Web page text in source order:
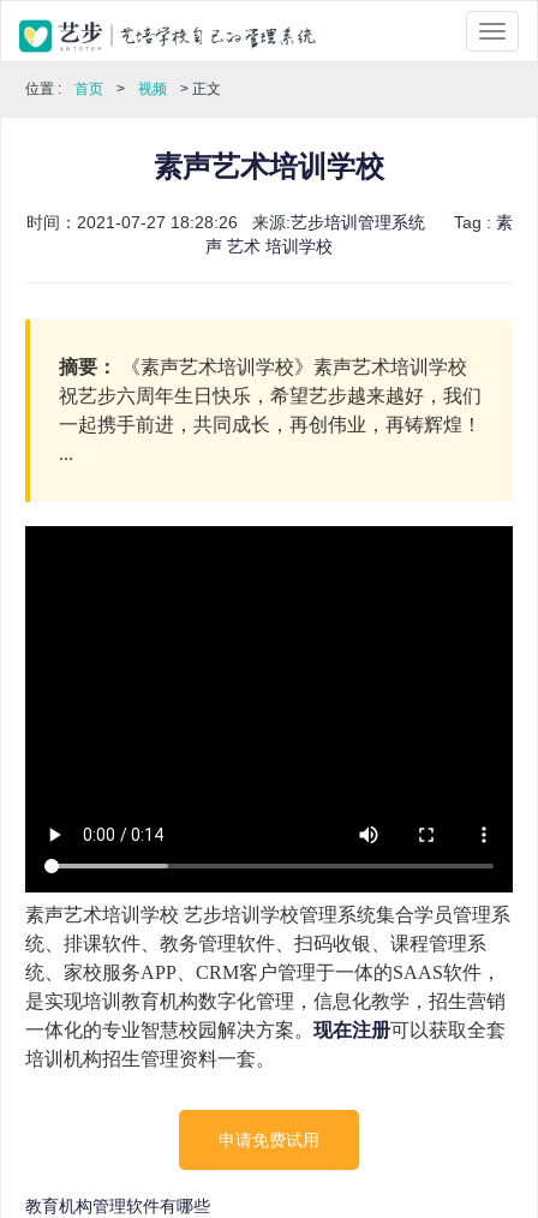
位置 : 首页 > 视频 > 正文
素声艺术培训学校
时间：2021-07-27 18:28:26 来源:艺步培训管理系统Tag : 素
声 艺术 培训学校
摘要：
《素声艺术培训学校》素声艺术培训学校
祝艺步六周年生日快乐，希望艺步越来越好，我们
一起携手前进，共同成长，再创伟业，再铸辉煌！
...
素声艺术培训学校 艺步培训学校管理系统集合学员管理系
统、排课软件、教务管理软件、扫码收银、课程管理系
统、家校服务APP、CRM客户管理于一体的SAAS软件，
是实现培训教育机构数字化管理，信息化教学，招生营销
一体化的专业智慧校园解决方案。 现在注册可以获取全套
培训机构招生管理资料一套。
申请免费试用
教育机构管理软件有哪些